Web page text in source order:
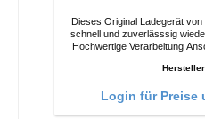
Dieses Original Ladegerät
schnell und zuverlässsig wieder auf.
Hochwertige Verarbeitung Anschlüsse: USB-A Output: 10W
Login für Preise